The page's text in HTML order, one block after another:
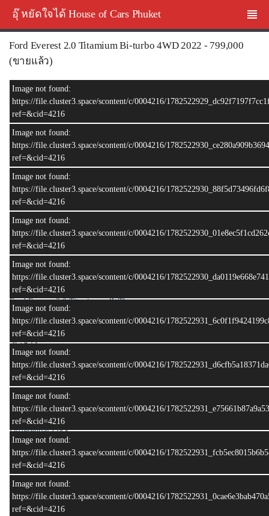
อุ๊ หยัดใจได้ House of Cars Phuket
Ford Everest 2.0 Titamium Bi-turbo 4WD 2022 - 799,000
(ขายแล้ว)
–/
Image not found:
https://file.cluster3.space/scontent/c/0004216/
ref=&cid=4216
Image not found:
https://file.cluster3.space/scontent/c/0004216/
ref=&cid=4216
Image not found:
https://file.cluster3.space/scontent/c/0004216/
ref=&cid=4216
Image not found:
https://file.cluster3.space/scontent/c/0004216/
ref=&cid=4216
Image not found:
https://file.cluster3.space/scontent/c/0004216/
ref=&cid=4216
Image not found:
https://file.cluster3.space/scontent/c/0004216/
ref=&cid=4216
Image not found:
https://file.cluster3.space/scontent/c/0004216/
ref=&cid=4216
Image not found:
https://file.cluster3.space/scontent/c/0004216/
ref=&cid=4216
Image not found:
https://file.cluster3.space/scontent/c/0004216/
ref=&cid=4216
Image not found:
https://file.cluster3.space/scontent/c/0004216/
ref=&cid=4216
ขายแล้ว
Ford Everest 2.0 Titanium+ 4WD
ปีผลิต 2021 • ปีจด : 2022
เลขไมล์ :75,xxx กม.
สี :ขาว
รายละเอียดเครื่องยนต์
2.0L Bi-Turbo (เทอร์โบคู่) ให้กำลังสูงสุด 213 แรงม้า (HP) แรงบิด
สูงสุด 500 นิวตัน-เมตร
ระบบขับเคลื่อน: ขับเคลื่อน 4 ล้ออัตโนมัติ (4WD) พร้อม Terrain
Management System (เลือกโหมดภูมิประเทศ) และ Electronic Rear
Differential Lock
หลังคากระจก Panoramic Sunroof เปิด-ปิดไฟฟ้า
เบาะหนังปรับไฟฟ้าคู่หน้า/แถวที่ 3 พับไฟฟ้า
หน้าจอ SYNC 3 รองรับ Apple CarPlay/Android Auto
Active Noise Cancellation (ระบบตัดเสียงรบกวน)
💶 ราค 799,000 บาท
ฟรีดาวน์